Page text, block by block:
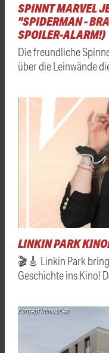
SPINNT MARVEL
"SPIDERMAN -
SPOILER-ALARM!)
Die freundliche
über die Leinwände
LINKIN PARK
🎬🎸 Linkin Park
Geschichte ins Kino!
Konzept Immobilien